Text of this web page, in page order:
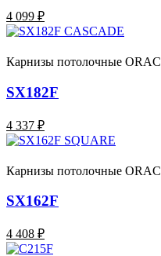
4 099 ₽
Карнизы потолочные ORAC
SX182F
4 337 ₽
Карнизы потолочные ORAC
SX162F
4 408 ₽